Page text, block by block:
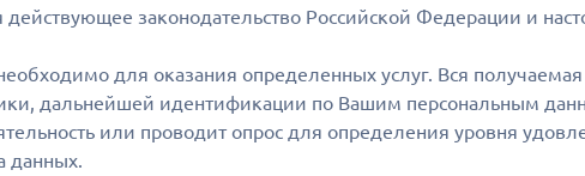
законодательство Российской Федерации и
для оказания определенных услуг. Вся
дальнейшей идентификации по Вашим персональным
или проводит опрос для определения уровня
данных.